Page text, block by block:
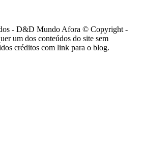
- D&D Mundo Afora © Copyright -
um dos conteúdos do site sem
créditos com link para o blog.